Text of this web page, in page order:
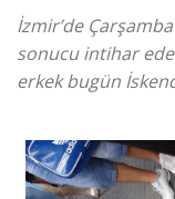
İzmir’de
sonucu intihar
erkek bugün